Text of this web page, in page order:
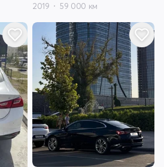
2019 59 000 км